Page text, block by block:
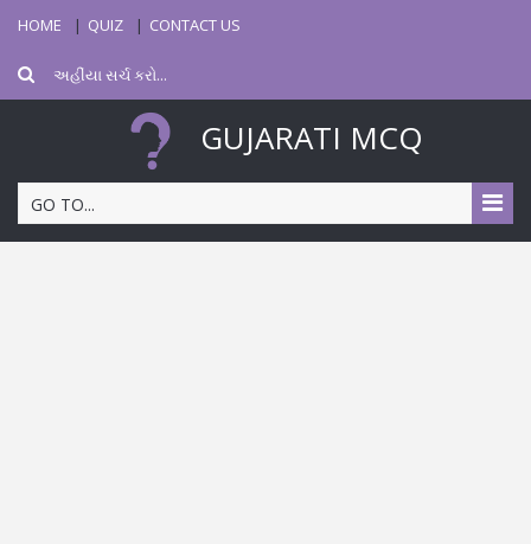
HOME QUIZ CONTACT US
GUJARATI MCQ
GO TO...